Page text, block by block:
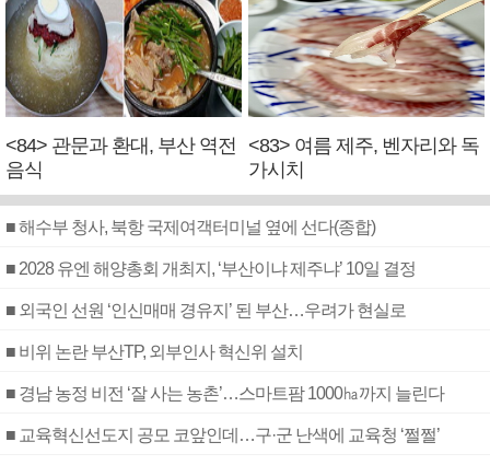
<84> 관문과 환대, 부산 역전
음식
<83> 여름 제주, 벤자리와 독
가시치
■ 해수부 청사, 북항 국제여객터미널 옆에 선다(종합)
■ 2028 유엔 해양총회 개최지, ‘부산이냐 제주냐’ 10일 결정
■ 외국인 선원 ‘인신매매 경유지’ 된 부산…우려가 현실로
■ 비위 논란 부산TP, 외부인사 혁신위 설치
■ 경남 농정 비전 ‘잘 사는 농촌’…스마트팜 1000㏊까지 늘린다
■ 교육혁신선도지 공모 코앞인데…구·군 난색에 교육청 ‘쩔쩔’